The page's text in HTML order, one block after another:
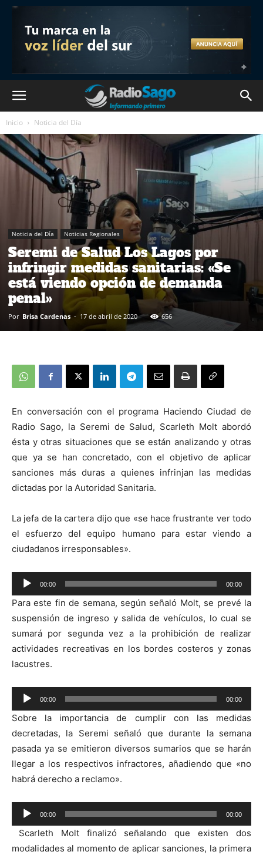
Inicio Noticia del Día
Noticia del Día Noticias Regionales
Seremi de Salud Los Lagos por
infringir medidas sanitarias: «Se
está viendo opción de demanda
penal»
Por Brisa Cardenas - 17 de abril de 2020 656
En conversación con el programa Haciendo Ciudad de
Radio Sago, la Seremi de Salud, Scarleth Molt abordó
ésta y otras situaciones que se están analizando y otras
que ya se han concretado, con el objetivo de aplicar
sanciones más duras a quienes infrinjan las medidas
dictadas por la Autoridad Sanitaria.
La jefa de la cartera dijo que «se hace frustrante ver todo
el esfuerzo del equipo humano para estar viendo a
ciudadanos irresponsables».
Reproductor
de
audio
00:00 00:00
Para este fin de semana, según señaló Molt, se prevé la
suspensión de ingreso y salida de vehículos, lo cual se
sumará por segunda vez a la prohibición de realizar
actividades recreativas en los bordes costeros y zonas
lacustres.
Reproductor
de
audio
00:00 00:00
Sobre la importancia de cumplir con las medidas
decretadas, la Seremi señaló que durante la semana
pasada ya se emitieron diversos sumarios que se harán
llegar a los respectivos infractores, añadiendo que «no
habrá derecho a reclamo».
Reproductor
de
audio
00:00 00:00
Scarleth Molt finalizó señalando que existen dos
modalidades al momento de aplicar sanciones, la primera